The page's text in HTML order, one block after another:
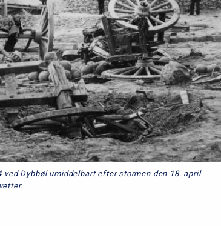
Dybbøl umiddelbart efter stormen den 18. april